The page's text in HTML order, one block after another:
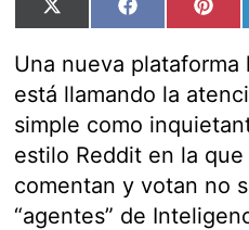
Compartir
en
X
(Twitter)
Compartir
en
Facebook
en
Una nueva plataforma
está llamando la
simple como
estilo Reddit en la
comentan y votan no
“agentes” de